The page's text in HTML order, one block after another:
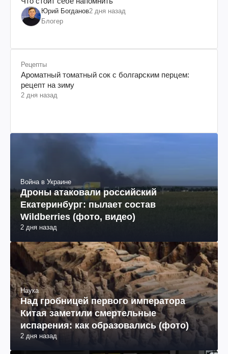
Юрий Богданов2 дня назад
Блогер
Рецепты
Ароматный томатный сок с болгарским перцем:
рецепт на зиму
2 дня назад
Война в Украине
Дроны атаковали российский
Екатеринбург: пылает состав
Wildberries (фото, видео)
2 дня назад
Наука
Над гробницей первого императора
Китая заметили смертельные
испарения: как образовались (фото)
2 дня назад